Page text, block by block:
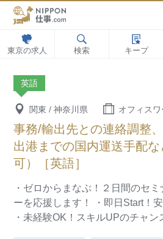
東京の求人 検索 キープ
英語
関東 / 神奈川県 オフィスワ
事務/輸出先との連絡調整
出港までの国内運送手配
可）［英語］
・ゼロからまなぶ！２日間のセ
ーを応援します！
・即日Start！
・未経験OK！スキルUPのチャン